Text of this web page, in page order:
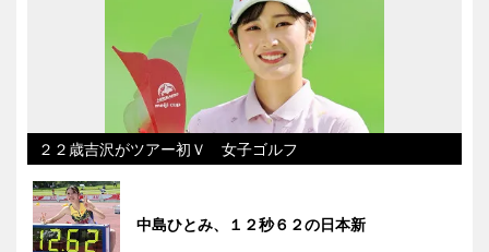
２２歳吉沢がツアー初Ｖ 女子ゴルフ
中島ひとみ、１２秒６２の日本新